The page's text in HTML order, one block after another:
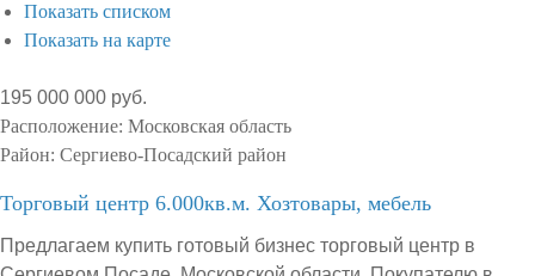
Показать списком
Показать на карте
195 000 000 руб.
Расположение: Московская область
Район: Сергиево-Посадский район
Торговый центр 6.000кв.м. Хозтовары, мебель
Предлагаем купить готовый бизнес торговый центр в